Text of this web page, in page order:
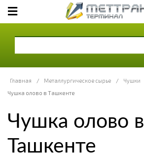
Главная / Металлургическое сырье / Чушки
Чушка олово в Ташкенте
Чушка олово в
Ташкенте